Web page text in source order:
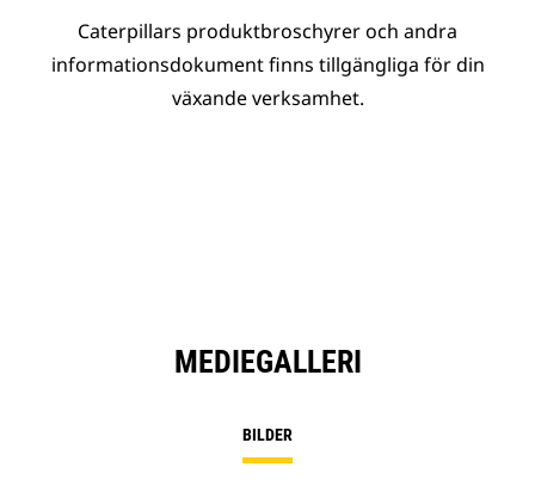
Caterpillars produktbroschyrer och andra
informationsdokument finns tillgängliga för din
växande verksamhet.
MEDIEGALLERI
BILDER